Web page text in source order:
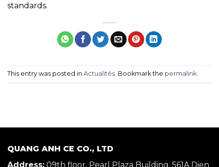
standards.
This entry was posted in Actualités. Bookmark the permalink.
QUANG ANH CE CO., LTD
Address: 09th floor, Pearl Plaza Building, 561A Dien